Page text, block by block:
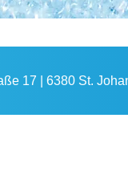
17 | 6380 St.